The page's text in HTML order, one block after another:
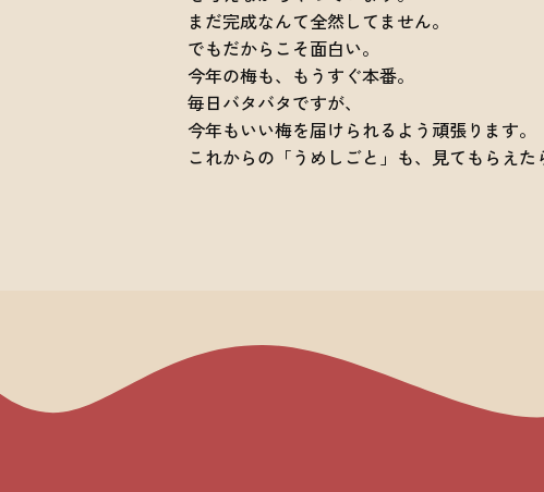
まだ完成なんて全然してません。
でもだからこそ面白い。
今年の梅も、もうすぐ本番。
毎日バタバタですが、
今年もいい梅を届けられるよう頑張ります。
これからの「うめしごと」も、見てもらえた